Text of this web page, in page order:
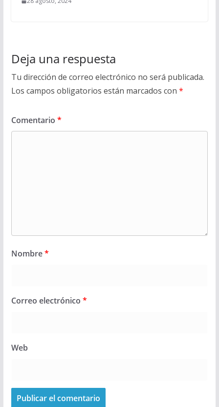
Deja una respuesta
Tu dirección de correo electrónico no será publicada.
Los campos obligatorios están marcados con *
Comentario *
Nombre*
Correo electrónico *
Web